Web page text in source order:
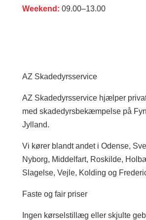
Weekend: 09.00–13.00
AZ Skadedyrsservice
AZ Skadedyrsservice hjælper
med skadedyrsbekæmpelse på
Jylland.
Vi kører blandt andet i Odense,
Nyborg, Middelfart, Roskilde,
Slagelse, Vejle, Kolding og
Faste og fair priser
Ingen kørselstillæg eller skjulte